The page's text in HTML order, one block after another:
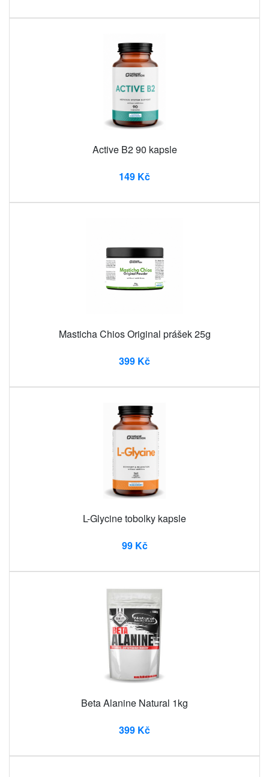
Active B2 90 kapsle
149 Kč
Masticha Chios Original prášek 25g
399 Kč
L-Glycine tobolky kapsle
99 Kč
Beta Alanine Natural 1kg
399 Kč